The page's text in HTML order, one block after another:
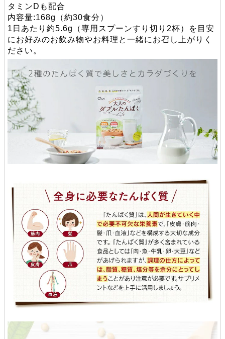
タミンDも配合
内容量:168g（約30食分）
1日あたり約5.6g（専用スプーンすり切り2杯）を目安
にお好みのお飲み物やお料理と一緒にお召し上がりく
ださい。